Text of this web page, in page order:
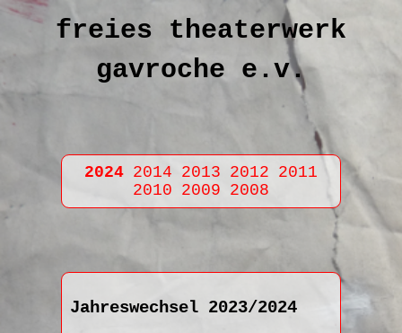
freies theaterwerk
gavroche e.v.
2024 2014 2013 2012 2011
2010 2009 2008
Jahreswechsel 2023/2024